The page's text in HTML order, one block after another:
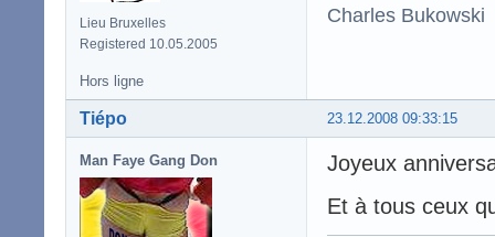
Lieu Bruxelles
Registered 10.05.2005
Charles Bukowski
Hors ligne
23.12.2008 09:33:15
Tiépo
Man Faye Gang Don
Joyeux
Et à tous ceux